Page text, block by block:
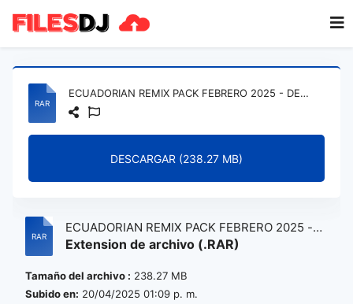
ECUADORIAN REMIX PACK FEBRERO 2025 - DELAYZER DJ.rar
DESCARGAR (238.27 MB)
ECUADORIAN REMIX PACK FEBRERO 2025 -
DELAYZER DJ.rar
Extension de archivo (.RAR)
Tamaño del archivo : 238.27 MB
Subido en: 20/04/2025 01:09 p. m.